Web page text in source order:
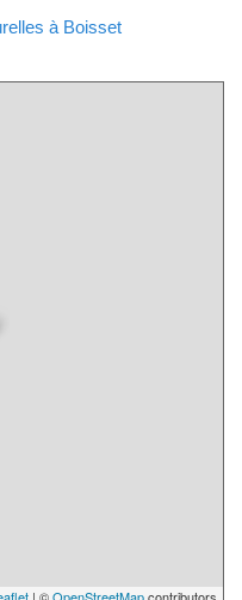
à Boisset